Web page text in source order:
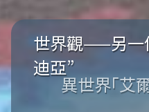
世界觀——另一
迪亞”
異世界「艾